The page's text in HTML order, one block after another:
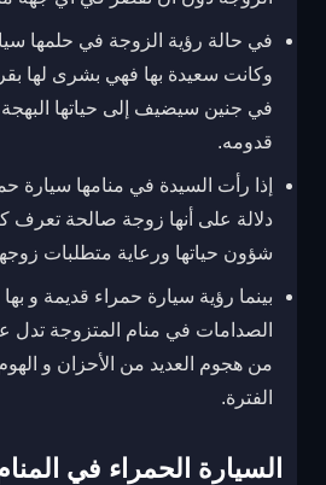
في حالة رؤية الزوجة في حلمها
وكانت سعيدة بها فهي بشرى لها
في جنين سيضيف إلى حياتها
قدومه.
إذا رأت السيدة في منامها سيارة
دلالة على أنها زوجة صالحة تعرف
شؤون حياتها ورعاية متطلبات
بينما رؤية سيارة حمراء قديمة و
الصدامات في منام المتزوجة تدل
من هجوم العديد من الأحزان و
الفترة.
السيارة الحمراء في